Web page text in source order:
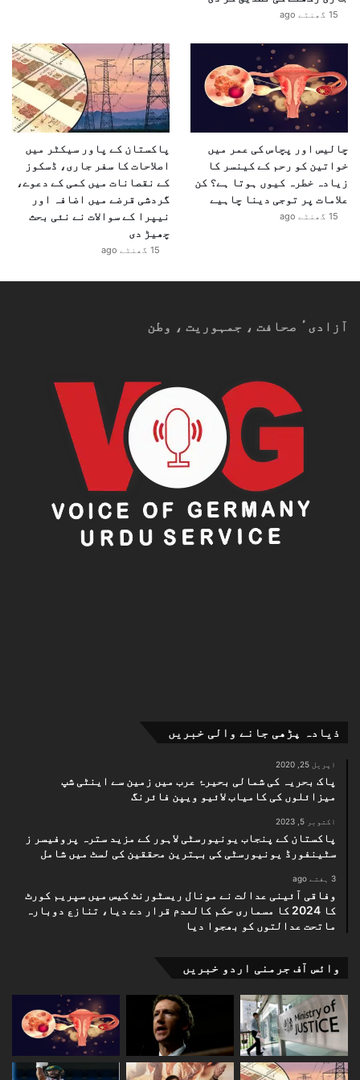
15 گھنٹے ago
چالیس اور پچاس کی عمر میں
خواتین کو رحم کے کینسر کا
زیادہ خطرہ کیوں ہوتا ہے؟ کن
علامات پر توجی دینا چاہیے
15 گھنٹے ago
پاکستان کے پاور سیکٹر میں
اصلاحات کا سفر جاری، ڈسکوز
کے نقصانات میں کمی کے دعوے،
گردشی قرضے میں اضافہ اور
نیپرا کے سوالات نے نئی بحث
چھیڑ دی
15 گھنٹے ago
آزادیٴ صحافت ، جمہوریت ، وطن
ذیادہ پڑھی جانے والی خبریں
اپریل 25, 2020
پاک بحریہ کی شمالی بحیرۂ عرب میں زمین سے اینٹی شپ
میزائلوں کی کامیاب لائیو ویپن فائرنگ
اکتوبر 5, 2023
پاکستان کے پنجاب یونیورسٹی لاہور کے مزید سترہ پروفیسر ز
سٹینفورڈ یونیورسٹی کی بہترین محققین کی لسٹ میں شامل
3 ہفتے ago
وفاقی آئینی عدالت نے مونال ریسٹورنٹ کیس میں سپریم کورٹ
کا 2024 کا مسماری حکم کالعدم قرار دے دیا، تنازع دوبارہ
ماتحت عدالتوں کو بھجوا دیا
وائس آف جرمنی اردو خبریں